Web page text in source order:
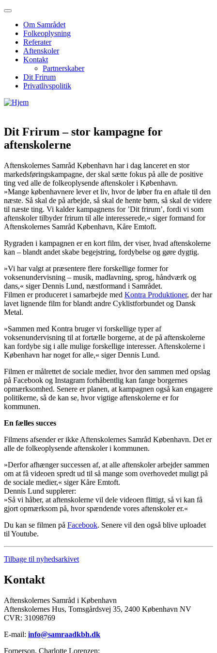
Om Samrådet
Folkeoplysning
Referater
Aftenskoler
Kontakt
Partnerskaber
Dit Frirum
Privatlivspolitik
Dit Frirum – stor kampagne for
aftenskolerne
Aftenskolernes Samråd København har i dag lanceret en stor
markedsføringskampagne, der skal sætte fokus på alle de positive
ting ved alle de folkeoplysende aftenskoler i København.
»Mange københavnere lever et liv, hvor de løber fra en aftale til den
næste. Så skal de på arbejde, så skal de hente børn, så skal de videre
til næste ting. Vi kalder kampagnens for ’Dit frirum’, fordi vi som
aftenskoler tilbyder frirum til alle interesserede,« siger formand for
Aftenskolernes Samråd København, Kåre Emtoft.
Rygraden i kampagnen er en kort film, der viser, hvad aftenskolerne
kan – blandt andet skabe begejstring, fordybelse og gøre dygtig.
»Vi har valgt at præsentere flere forskellige former for
voksenundervisning – musik, madlavning, sprog, håndværk og
dans,« siger Dennis Lund, næstformand i Samrådet.
Filmen er produceret i samarbejde med Kontra Produktioner, der har
lavet lignende film for blandt andre Cyklistforbundet og Dansk
Metal.
»Sammen med Kontra bruger vi forskellige typer af
voksenundervisning til at fortælle borgerne, at de på aftenskolerne
kan fordybe sig i alle mulige forskellige interesser. Aftenskolerne i
København har noget for alle,« siger Dennis Lund.
Filmen er målrettet de sociale medier, hvor den sammen med opslag
på Facebook og Instagram forhåbentlig kan fange borgernes
opmærksomhed. Senere er planen, at kampagnen også kan engagere
politikerne, så de kan se, hvor vigtige aftenskolerne er for
kommunen.
En fælles succes
Filmens afsender er ikke Aftenskolernes Samråd København. Det er
alle de folkeoplysende aftenskoler i kommunen.
»Derfor afhænger successen af, at alle aftenskoler arbejder sammen
om at få videoen spredt ud til så mange som overhovedet muligt på
de sociale medier,« siger Kåre Emtoft.
Dennis Lund supplerer:
»Så vi håber, at aftenskolerne vil dele videoen flittigt, så vi kan få
gjort opmærksom på, hvor spændende vores aftenskoler er.«
Du kan se filmen på Facebook. Senere vil den også blive uploadet
til Youtube.
Tilbage til nyhedsarkivet
Kontakt
Aftenskolernes Samråd i København
Aftenskolernes Hus, Tomsgårdsvej 35, 2400 København NV
CVR: 31098769
E-mail: info@samraadkbh.dk
Forperson, Charlotte Lorenzen: